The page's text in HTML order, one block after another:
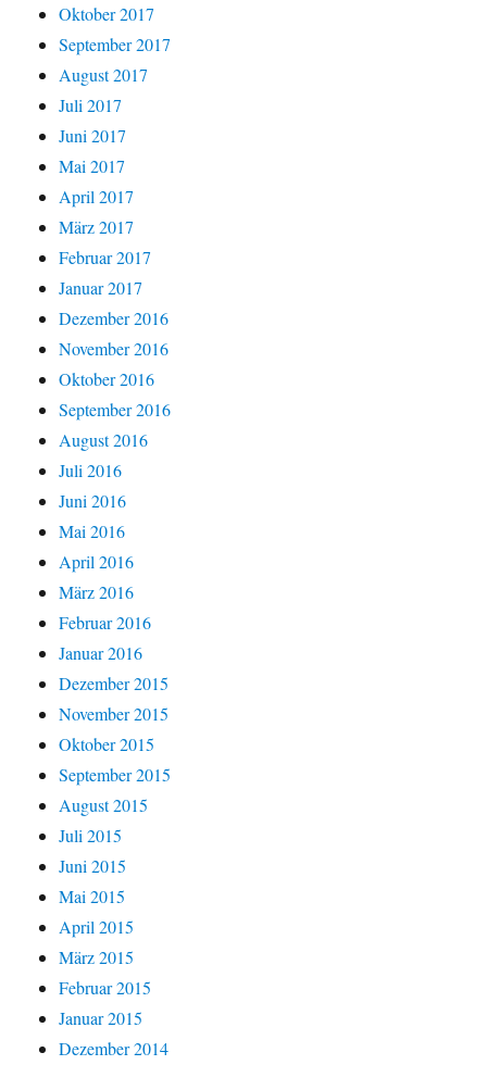
Oktober 2017
September 2017
August 2017
Juli 2017
Juni 2017
Mai 2017
April 2017
März 2017
Februar 2017
Januar 2017
Dezember 2016
November 2016
Oktober 2016
September 2016
August 2016
Juli 2016
Juni 2016
Mai 2016
April 2016
März 2016
Februar 2016
Januar 2016
Dezember 2015
November 2015
Oktober 2015
September 2015
August 2015
Juli 2015
Juni 2015
Mai 2015
April 2015
März 2015
Februar 2015
Januar 2015
Dezember 2014